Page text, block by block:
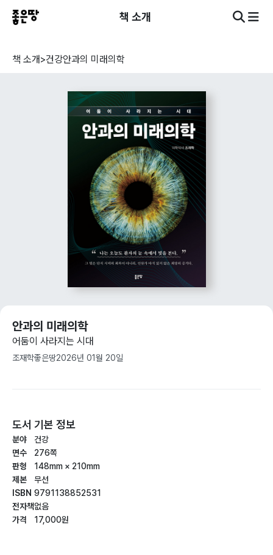
책 소개
책 소개>건강안과의 미래의학
안과의 미래의학
어둠이 사라지는 시대
조재학좋은땅2026년 01월 20일
도서 기본 정보
분야
면수
판형
제본
ISBN
전자책
가격
건강
276쪽
148mm × 210mm
무선
9791138852531
없음
17,000원